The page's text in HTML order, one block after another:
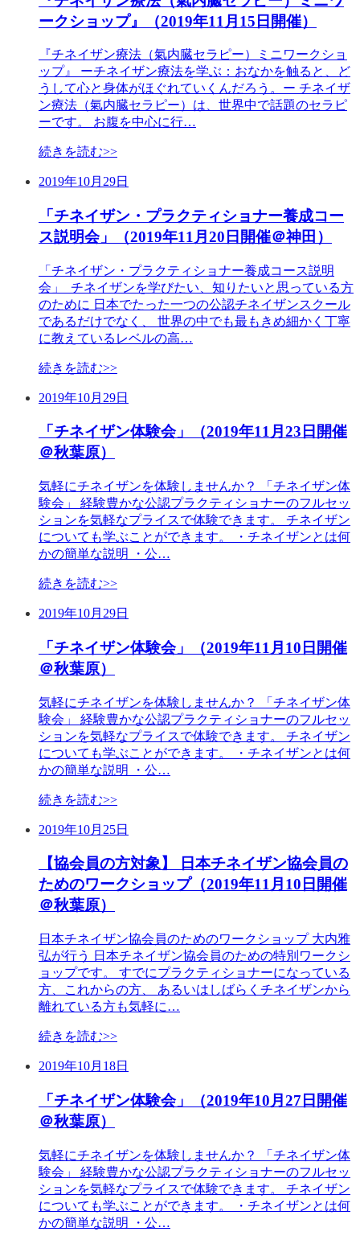
ークショップ』（2019年11月15日開催）
『チネイザン療法（氣内臓セラピー）ミニワークショ
ップ』 ーチネイザン療法を学ぶ：おなかを触ると、ど
うして心と身体がほぐれていくんだろう。ー チネイザ
ン療法（氣内臓セラピー）は、世界中で話題のセラピ
ーです。 お腹を中心に行…
続きを読む>>
2019年10月29日
「チネイザン・プラクティショナー養成コー
ス説明会」（2019年11月20日開催＠神田）
「チネイザン・プラクティショナー養成コース説明
会」 チネイザンを学びたい、知りたいと思っている方
のために 日本でたった一つの公認チネイザンスクール
であるだけでなく、 世界の中でも最もきめ細かく丁寧
に教えているレベルの高…
続きを読む>>
2019年10月29日
「チネイザン体験会」（2019年11月23日開催
＠秋葉原）
気軽にチネイザンを体験しませんか？ 「チネイザン体
験会」 経験豊かな公認プラクティショナーのフルセッ
ションを気軽なプライスで体験できます。 チネイザン
についても学ぶことができます。 ・チネイザンとは何
かの簡単な説明 ・公…
続きを読む>>
2019年10月29日
「チネイザン体験会」（2019年11月10日開催
＠秋葉原）
気軽にチネイザンを体験しませんか？ 「チネイザン体
験会」 経験豊かな公認プラクティショナーのフルセッ
ションを気軽なプライスで体験できます。 チネイザン
についても学ぶことができます。 ・チネイザンとは何
かの簡単な説明 ・公…
続きを読む>>
2019年10月25日
【協会員の方対象】 日本チネイザン協会員の
ためのワークショップ（2019年11月10日開催
＠秋葉原）
日本チネイザン協会員のためのワークショップ 大内雅
弘が行う 日本チネイザン協会員のための特別ワークシ
ョップです。 すでにプラクティショナーになっている
方、これからの方、 あるいはしばらくチネイザンから
離れている方も気軽に…
続きを読む>>
2019年10月18日
「チネイザン体験会」（2019年10月27日開催
＠秋葉原）
気軽にチネイザンを体験しませんか？ 「チネイザン体
験会」 経験豊かな公認プラクティショナーのフルセッ
ションを気軽なプライスで体験できます。 チネイザン
についても学ぶことができます。 ・チネイザンとは何
かの簡単な説明 ・公…